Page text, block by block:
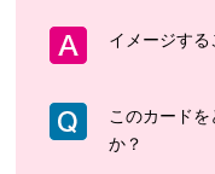
イメージする
このカード
か？